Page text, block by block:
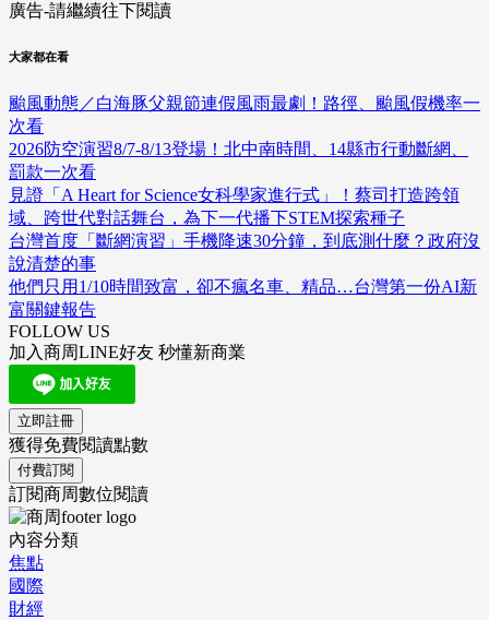
廣告-請繼續往下閱讀
大家都在看
颱風動態／白海豚父親節連假風雨最劇！路徑、颱風假機率一
次看
2026防空演習8/7-8/13登場！北中南時間、14縣市行動斷網、
罰款一次看
見證「A Heart for Science女科學家進行式」！蔡司打造跨領
域、跨世代對話舞台，為下一代播下STEM探索種子
台灣首度「斷網演習」手機降速30分鐘，到底測什麼？政府沒
說清楚的事
他們只用1/10時間致富，卻不瘋名車、精品…台灣第一份AI新
富關鍵報告
FOLLOW US
加入商周LINE好友 秒懂新商業
立即註冊
獲得免費閱讀點數
付費訂閱
訂閱商周數位閱讀
內容分類
焦點
國際
財經